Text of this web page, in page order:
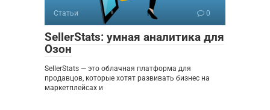
Статьи 0
SellerStats: умная аналитика для
Озон
SellerStats — это облачная платформа для
продавцов, которые хотят развивать бизнес на
маркетплейсах и